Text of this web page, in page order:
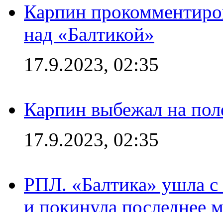
Карпин
над «Балтикой»
17.9.2023, 02:35
Карпин выбежал на
17.9.2023, 02:35
РПЛ. «Балтика» ушла с
и покинула последнее